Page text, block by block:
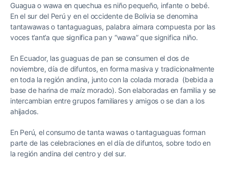
Guagua o wawa en quechua es niño pequeño, infante o bebé.
En el sur del Perú y en el occidente de Bolivia se denomina
tantawawas o tantaguaguas, palabra aimara compuesta por las
voces t’ant’a que significa pan y “wawa” que significa niño.
En Ecuador, las guaguas de pan se consumen el dos de
noviembre, día de difuntos, en forma masiva y tradicionalmente
en toda la región andina, junto con la colada morada (bebida a
base de harina de maíz morado). Son elaboradas en familia y se
intercambian entre grupos familiares y amigos o se dan a los
ahijados.
En Perú, el consumo de tanta wawas o tantaguaguas forman
parte de las celebraciones en el día de difuntos, sobre todo en
la región andina del centro y del sur.